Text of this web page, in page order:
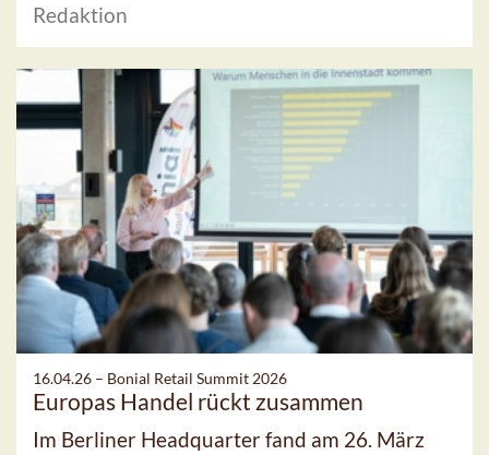
Redaktion
16.04.26 – Bonial Retail Summit 2026
Europas Handel rückt zusammen
Im Berliner Headquarter fand am 26. März